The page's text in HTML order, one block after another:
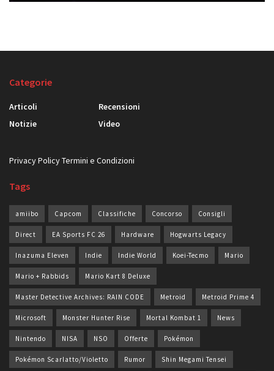
Categorie
Articoli
Notizie
Recensioni
Video
Privacy PolicyTermini e Condizioni
Tags
amiibo Capcom Classifiche Concorso Consigli
Direct EA Sports FC 26 Hardware Hogwarts Legacy
Inazuma Eleven Indie Indie World Koei-Tecmo Mario
Mario + Rabbids Mario Kart 8 Deluxe
Master Detective Archives: RAIN CODE Metroid Metroid Prime 4
Microsoft Monster Hunter Rise Mortal Kombat 1 News
Nintendo NISA NSO Offerte Pokémon
Pokémon Scarlatto/Violetto Rumor Shin Megami Tensei